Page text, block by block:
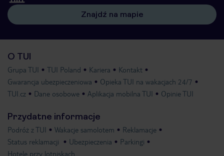
Znajdź na mapie
O TUI
Grupa TUI TUI Poland Kariera
Kontakt
Gwarancja ubezpieczeniowa
Opieka TUI na wakacjach 24/7
TUI.cz
Dane osobowe Aplikacja mobilna TUI Opinie TUI
Przydatne informacje
Podróż z TUI Wakacje samolotem
Reklamacje
Status reklamacji
Ubezpieczenia
Parkingi
Hotele przy lotniskach